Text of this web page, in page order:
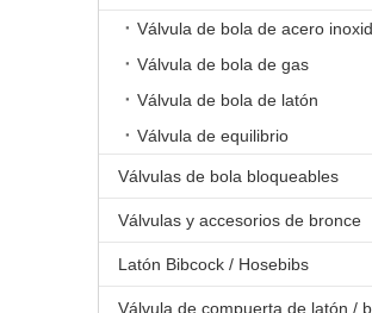
Válvula de bola de gas
Válvula de bola de latón
Válvula de equilibrio
Válvulas de bola bloqueables
Válvulas y accesorios de bronce
Latón Bibcock / Hosebibs